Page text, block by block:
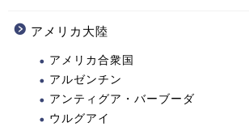
アメリカ大陸
アメリカ合衆国
アルゼンチン
アンティグア・バーブーダ
ウルグアイ